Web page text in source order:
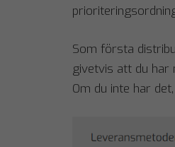
Som första
givetvis att du har
Om du inte har